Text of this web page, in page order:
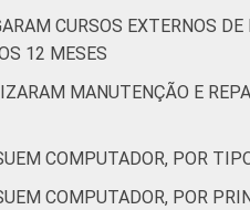
CURSOS EXTERNOS
12 MESES
MANUTENÇÃO E
COMPUTADOR, POR
COMPUTADOR, POR